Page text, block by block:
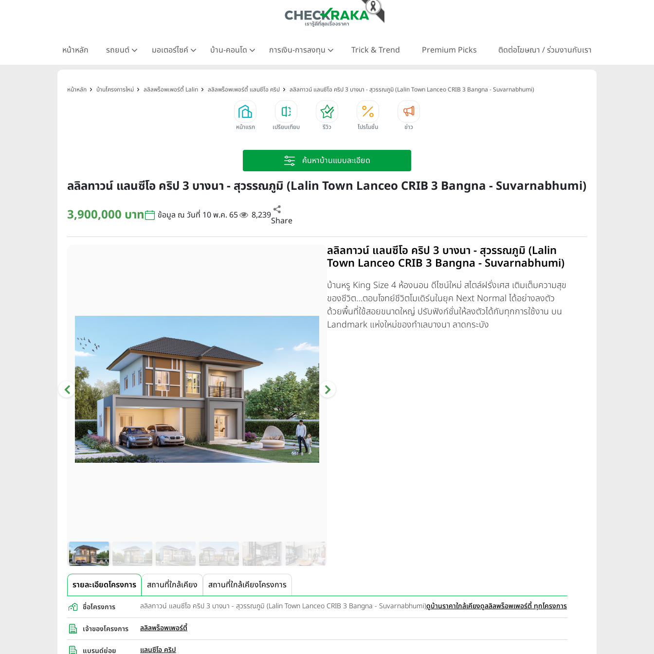
หน้าหลัก รถยนต์ มอเตอร์ไซค์ บ้าน-คอนโด การเงิน-การลงทุน Trick & Trend Premium Picks ติดต่อโฆษณา / ร่วมงานกับเรา
หน้าหลัก บ้านโครงการใหม่ ลลิลพร็อพเพอร์ตี้ Lalin ลลิลพร็อพเพอร์ตี้ แลนซีโอ คริป ลลิลทาวน์ แลนซีโอ คริป 3 บางนา - สุวรรณภูมิ (Lalin Town Lanceo CRIB 3 Bangna - Suvarnabhumi)
หน้าแรก เปรียบเทียบ รีวิว โปรโมชั่น ข่าว
ค้นหาบ้านแบบละเอียด
ลลิลทาวน์ แลนซีโอ คริป 3 บางนา - สุวรรณภูมิ (Lalin Town Lanceo CRIB 3 Bangna - Suvarnabhumi)
3,900,000 บาท
ข้อมูล ณ วันที่ 10 พ.ค. 65 8,239Share
ลลิลทาวน์ แลนซีโอ คริป 3 บางนา - สุวรรณภูมิ (Lalin
Town Lanceo CRIB 3 Bangna - Suvarnabhumi)
บ้านหรู King Size 4 ห้องนอน ดีไซน์ใหม่ สไตล์ฝรั่งเศส เติมเต็มความสุข
ของชีวิต…ตอบโจทย์ชีวิตโมเดิร์นในยุค Next Normal ได้อย่างลงตัว
ด้วยพื้นที่ใช้สอยขนาดใหญ่ ปรับฟังก์ชั่นให้ลงตัวได้กับทุกการใช้งาน บน
Landmark แห่งใหม่ของทำเลบางนา ลาดกระบัง
รายละเอียดโครงการ สถานที่ใกล้เคียง สถานที่ใกล้เคียงโครงการ
ชื่อโครงการ ลลิลทาวน์ แลนซีโอ คริป 3 บางนา - สุวรรณภูมิ (Lalin Town Lanceo CRIB 3 Bangna - Suvarnabhumi)ดูบ้านราคาใกล้เคียงดูลลิลพร็อพเพอร์ตี้ ทุกโครงการ
เจ้าของโครงการ ลลิลพร็อพเพอร์ตี้
แบรนด์ย่อย แลนซีโอ คริป